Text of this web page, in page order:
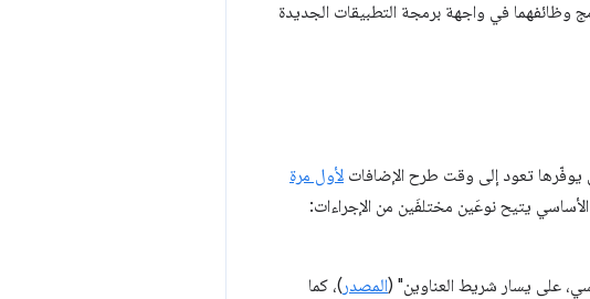
لأول مرة
المصدر )، كما